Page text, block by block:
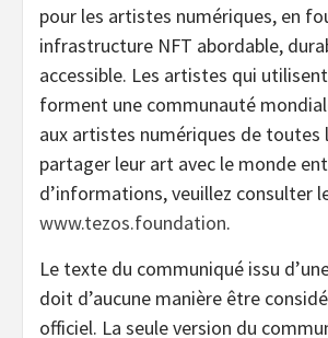
pour les artistes numériques, en
infrastructure NFT abordable,
accessible. Les artistes qui
forment une communauté
aux artistes numériques de toutes
partager leur art avec le monde
d’informations, veuillez consulter
www.tezos.foundation.
Le texte du communiqué issu
doit d’aucune manière être
officiel. La seule version du